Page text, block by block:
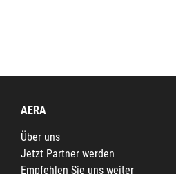
AERA
Über uns
Jetzt Partner werden
Empfehlen Sie uns weiter